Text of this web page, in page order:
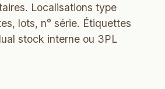
Localisations type
lots, n° série. Étiquettes
stock interne ou 3PL